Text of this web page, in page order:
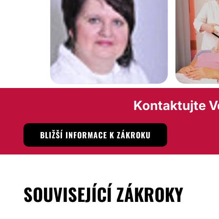
Kontaktujte
BLIŽŠÍ INFORMACE K ZÁKROKU
SOUVISEJÍCÍ ZÁKROKY